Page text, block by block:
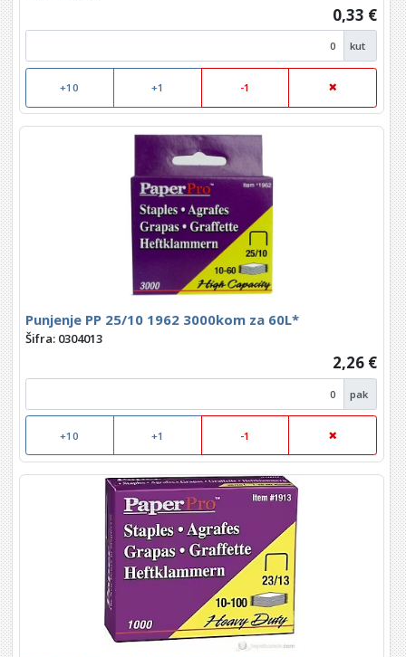
0,33 €
kut
+10 +1 -1
Punjenje PP 25/10 1962 3000kom za 60L*
Šifra: 0304013
2,26 €
pak
+10 +1 -1